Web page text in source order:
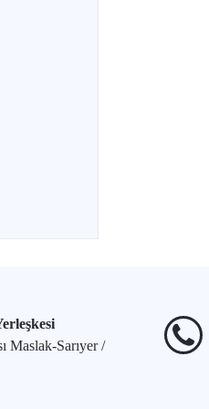
Maslak-Sarıyer /